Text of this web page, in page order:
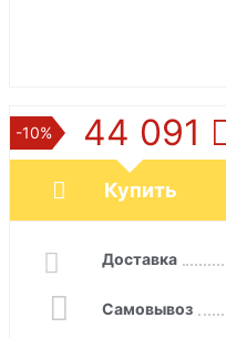
-10% 44 091
Купить
Доставка
Самовывоз